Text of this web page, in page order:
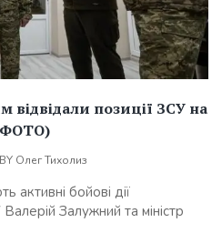
відвідали позиції ЗСУ на
BY Олег Тихолиз
активні бойові дії
Залужний та міністр